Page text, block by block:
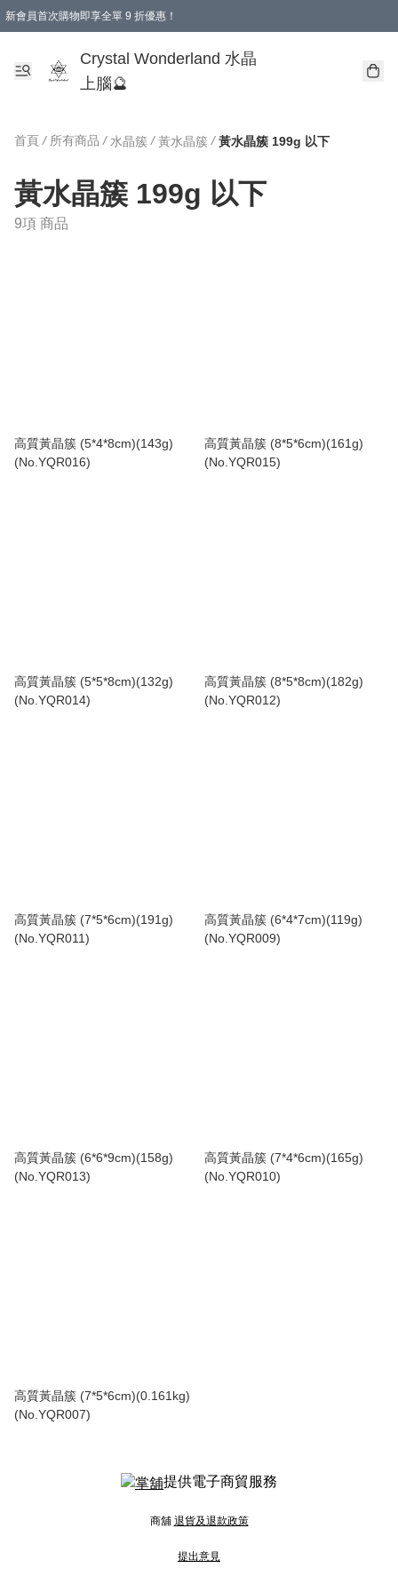
新會員首次購物即享全單 9 折優惠！
Crystal Wonderland 水晶
上腦🔮
首頁 / 所有商品 / 水晶簇 / 黃水晶簇 / 黃水晶簇 199g 以下
黃水晶簇 199g 以下
9項 商品
高質黃晶簇 (5*4*8cm)(143g)
(No.YQR016)
高質黃晶簇 (8*5*6cm)(161g)
(No.YQR015)
高質黃晶簇 (5*5*8cm)(132g)
(No.YQR014)
高質黃晶簇 (8*5*8cm)(182g)
(No.YQR012)
高質黃晶簇 (7*5*6cm)(191g)
(No.YQR011)
高質黃晶簇 (6*4*7cm)(119g)
(No.YQR009)
高質黃晶簇 (6*6*9cm)(158g)
(No.YQR013)
高質黃晶簇 (7*4*6cm)(165g)
(No.YQR010)
高質黃晶簇 (7*5*6cm)(0.161kg)
(No.YQR007)
提供電子商貿服務
商舖 退貨及退款政策
提出意見